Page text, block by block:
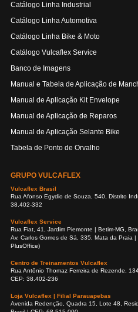
Catálogo Linha Industrial
Catálogo Linha Automotiva
Catálogo Linha Bike & Moto
Catálogo Vulcaflex Service
Banco de Imagens
Manual e Tabela de Aplicação de
Manual de Aplicação Kit Envelope
Manual de Aplicação de Reparos
Manual de Aplicação Selante Bike
Tabela de Ponto de Orvalho
GRUPO VULCAFLEX
Vulcaflex Brasil
Rua Afonso Egydio de Souza, 540, Distrito
38.402-332
Vulcaflex Service
Rua Fiat, 41, Jardim Piemonte | Betim-MG,
Av. Carlos Gomes de Sá, 335, Mata da Praia
PlusOffice)
Centro de Treinamentos Vulcaflex
Rua Antônio Thomaz Ferreira de Rezende,
CEP: 38.402-236
Loja Vulcaflex | Filial Parauapebas
Avenida Redenção, Quadra 15, Lote 48,